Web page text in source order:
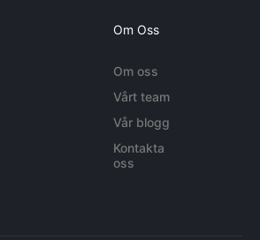
Om Oss
Om oss
Vårt team
Vår blogg
Kontakta
oss